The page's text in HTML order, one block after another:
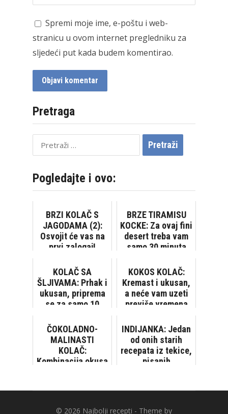
Spremi moje ime, e-poštu i web-
stranicu u ovom internet pregledniku za
sljedeći put kada budem komentirao.
Pretraga
Pretraži:
Pogledajte i ovo:
BRZI KOLAČ S
JAGODAMA (2):
Osvojit će vas na
prvi zalogaj!
BRZE TIRAMISU
KOCKE: Za ovaj fini
desert treba vam
samo 30 minuta
KOLAČ SA
ŠLJIVAMA: Prhak i
ukusan, priprema
se za samo 10
KOKOS KOLAČ:
Kremast i ukusan,
a neće vam uzeti
previše vremena
ČOKOLADNO-
MALINASTI
KOLAČ:
Kombinacija okusa
INDIJANKA: Jedan
od onih starih
recepata iz tekice,
pisanih
© 2026 Najbolji recepti - Theme by